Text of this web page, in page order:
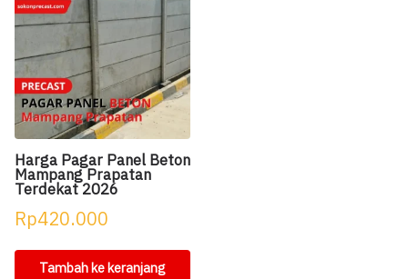
Harga Pagar Panel Beton
Mampang Prapatan
Terdekat 2026
Rp420.000
Tambah ke keranjang